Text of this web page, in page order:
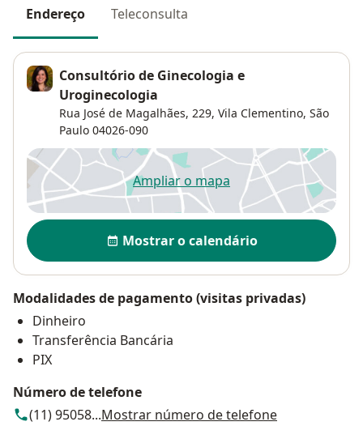
Endereço Teleconsulta
Consultório de Ginecologia e
Uroginecologia
Rua José de Magalhães, 229, Vila Clementino, São
Paulo 04026-090
Ampliar o mapaabre num novo separador
Disponibilidade
Mostrar o calendário
Modalidades de pagamento (visitas privadas)
Dinheiro
Transferência Bancária
PIX
Número de telefone
(11) 95058...Mostrar número de telefone